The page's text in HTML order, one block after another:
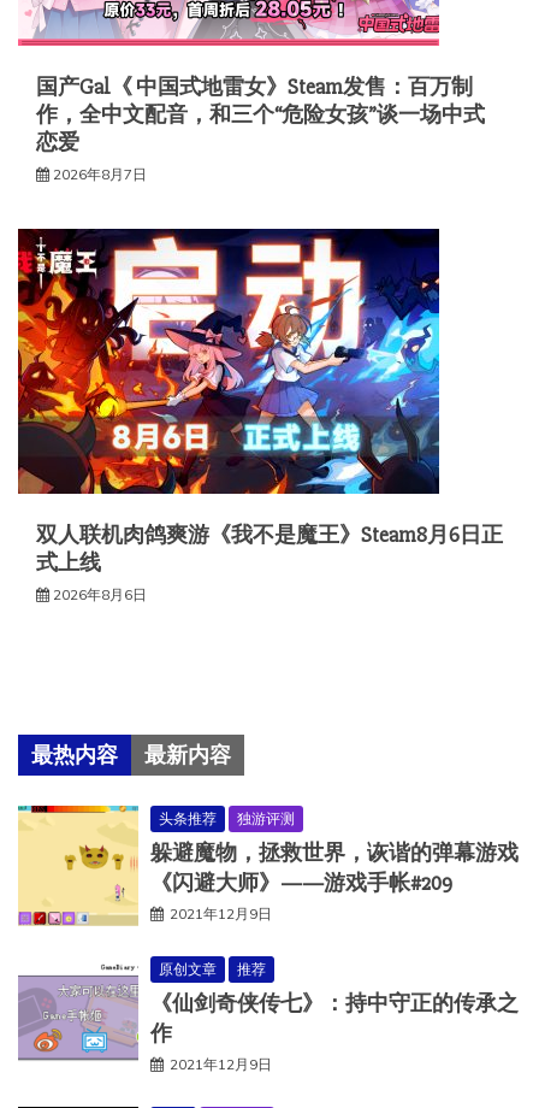
国产Gal《 中国式地雷女》Steam发售：百万制
作，全中文配音，和三个“危险女孩”谈一场中式
恋爱
2026年8月7日
双人联机肉鸽爽游《我不是魔王》Steam8月6日正
式上线
2026年8月6日
最热内容 最新内容
头条推荐 独游评测
躲避魔物，拯救世界，诙谐的弹幕游戏
《闪避大师》——游戏手帐#209
2021年12月9日
原创文章 推荐
《仙剑奇侠传七》：持中守正的传承之
作
2021年12月9日